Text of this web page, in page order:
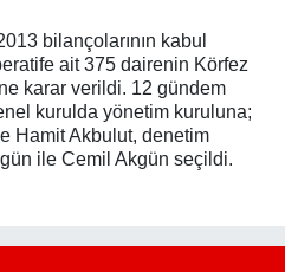
bilançolarının kabul
ait 375 dairenin Körfez
karar verildi. 12 gündem
kurulda yönetim kuruluna;
Hamit Akbulut, denetim
ile Cemil Akgün seçildi.